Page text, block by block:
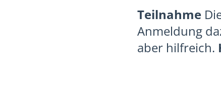
Teilnahme
Anmeldung
aber hilfreich.